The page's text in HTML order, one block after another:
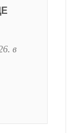
. в